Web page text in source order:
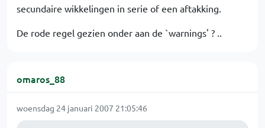
secundaire wikkelingen in serie of een aftakking.
De rode regel gezien onder aan de `warnings' ? ..
omaros_88
woensdag 24 januari 2007 21:05:46